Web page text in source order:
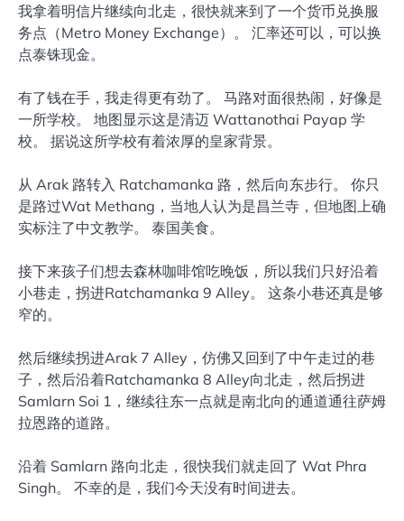
我拿着明信片继续向北走，很快就来到了一个货币兑换服
务点（Metro Money Exchange）。 汇率还可以，可以换
点泰铢现金。
有了钱在手，我走得更有劲了。 马路对面很热闹，好像是
一所学校。 地图显示这是清迈 Wattanothai Payap 学
校。 据说这所学校有着浓厚的皇家背景。
从 Arak 路转入 Ratchamanka 路，然后向东步行。 你只
是路过Wat Methang，当地人认为是昌兰寺，但地图上确
实标注了中文教学。 泰国美食。
接下来孩子们想去森林咖啡馆吃晚饭，所以我们只好沿着
小巷走，拐进Ratchamanka 9 Alley。 这条小巷还真是够
窄的。
然后继续拐进Arak 7 Alley，仿佛又回到了中午走过的巷
子，然后沿着Ratchamanka 8 Alley向北走，然后拐进
Samlarn Soi 1，继续往东一点就是南北向的通道通往萨姆
拉恩路的道路。
沿着 Samlarn 路向北走，很快我们就走回了 Wat Phra
Singh。 不幸的是，我们今天没有时间进去。